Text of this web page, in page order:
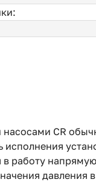
CR
работу